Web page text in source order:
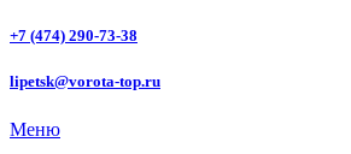
+7 (474) 290-73-38
lipetsk@vorota-top.ru
Меню